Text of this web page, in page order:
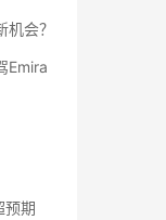
会？
Emira
预期